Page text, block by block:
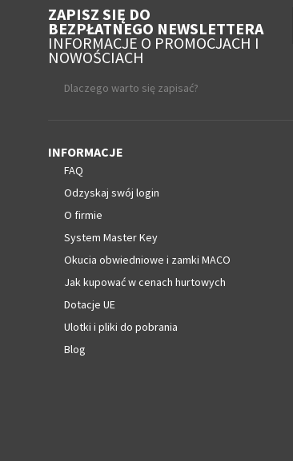
ZAPISZ SIĘ DO
BEZPŁATNEGO NEWSLETTERA
INFORMACJE O PROMOCJACH I
NOWOŚCIACH
Dlaczego warto się zapisać?
INFORMACJE
FAQ
Odzyskaj swój login
O firmie
System Master Key
Okucia obwiedniowe i zamki MACO
Jak kupować w cenach hurtowych
Dotacje UE
Ulotki i pliki do pobrania
Blog